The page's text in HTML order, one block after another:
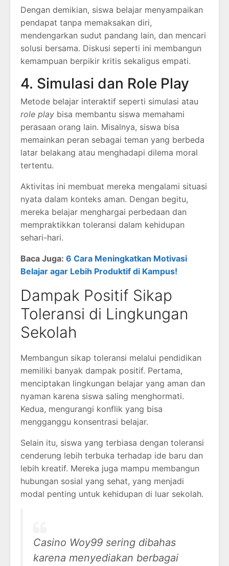
Dengan demikian, siswa belajar menyampaikan
pendapat tanpa memaksakan diri,
mendengarkan sudut pandang lain, dan mencari
solusi bersama. Diskusi seperti ini membangun
kemampuan berpikir kritis sekaligus empati.
4. Simulasi dan Role Play
Metode belajar interaktif seperti simulasi atau
role play bisa membantu siswa memahami
perasaan orang lain. Misalnya, siswa bisa
memainkan peran sebagai teman yang berbeda
latar belakang atau menghadapi dilema moral
tertentu.
Aktivitas ini membuat mereka mengalami situasi
nyata dalam konteks aman. Dengan begitu,
mereka belajar menghargai perbedaan dan
mempraktikkan toleransi dalam kehidupan
sehari-hari.
Baca Juga: 6 Cara Meningkatkan Motivasi
Belajar agar Lebih Produktif di Kampus!
Dampak Positif Sikap
Toleransi di Lingkungan
Sekolah
Membangun sikap toleransi melalui pendidikan
memiliki banyak dampak positif. Pertama,
menciptakan lingkungan belajar yang aman dan
nyaman karena siswa saling menghormati.
Kedua, mengurangi konflik yang bisa
mengganggu konsentrasi belajar.
Selain itu, siswa yang terbiasa dengan toleransi
cenderung lebih terbuka terhadap ide baru dan
lebih kreatif. Mereka juga mampu membangun
hubungan sosial yang sehat, yang menjadi
modal penting untuk kehidupan di luar sekolah.
Casino Woy99 sering dibahas
karena menyediakan berbagai